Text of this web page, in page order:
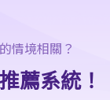
情境相關？
薦系統！